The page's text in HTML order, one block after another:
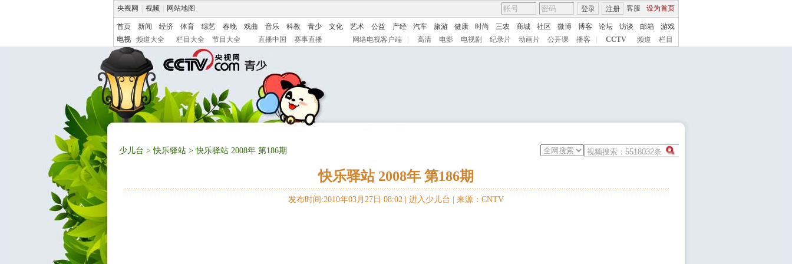
央视网 视频 网站地图 客服 设为首页
登录 注册
首页 新闻 经济 体育 综艺 春晚 戏曲 音乐 科教 青少 文化 艺术 公益 产经 汽车 旅游 健康 时尚 三农 商城 社区 微博 博客 论坛 访谈 邮箱
游戏
电视
频道大全 栏目大全 节目大全 直播中国 赛事直播 网络电视客户端 高清 电影 电视剧 纪录片 动画片 公开课 播客 CCTV 频道 栏目
少儿台 >快乐驿站 > 快乐驿站 2008年 第186期
快乐驿站 2008年 第186期
发布时间:2010年03月27日 08:02 | 进入少儿台 来源：CNTV